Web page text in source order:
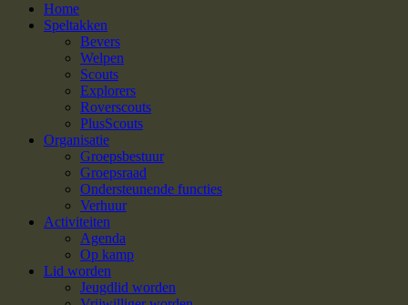
Home
Speltakken
Bevers
Welpen
Scouts
Explorers
Roverscouts
PlusScouts
Organisatie
Groepsbestuur
Groepsraad
Ondersteunende functies
Verhuur
Activiteiten
Agenda
Op kamp
Lid worden
Jeugdlid worden